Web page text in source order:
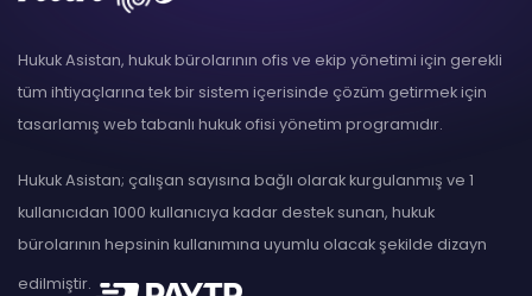
Hukuk Asistan, hukuk bürolarının ofis ve ekip yönetimi için gerekli
tüm ihtiyaçlarına tek bir sistem içerisinde çözüm getirmek için
tasarlamış web tabanlı hukuk ofisi yönetim programıdır.
Hukuk Asistan; çalışan sayısına bağlı olarak kurgulanmış ve 1
kullanıcıdan 1000 kullanıcıya kadar destek sunan, hukuk
bürolarının hepsinin kullanımına uyumlu olacak şekilde dizayn
edilmiştir.